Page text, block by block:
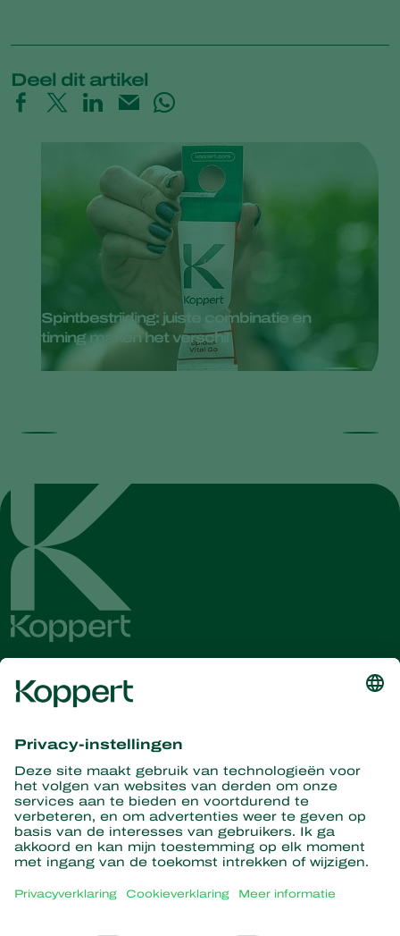
Deel dit artikel
Spintbestrijding: juiste combinatie en
timing maken het verschil
Ontvang het laatste nieuws en
informatie
Hier aanmelden
Partners with Nature
Roofmijten
Roofinsecten